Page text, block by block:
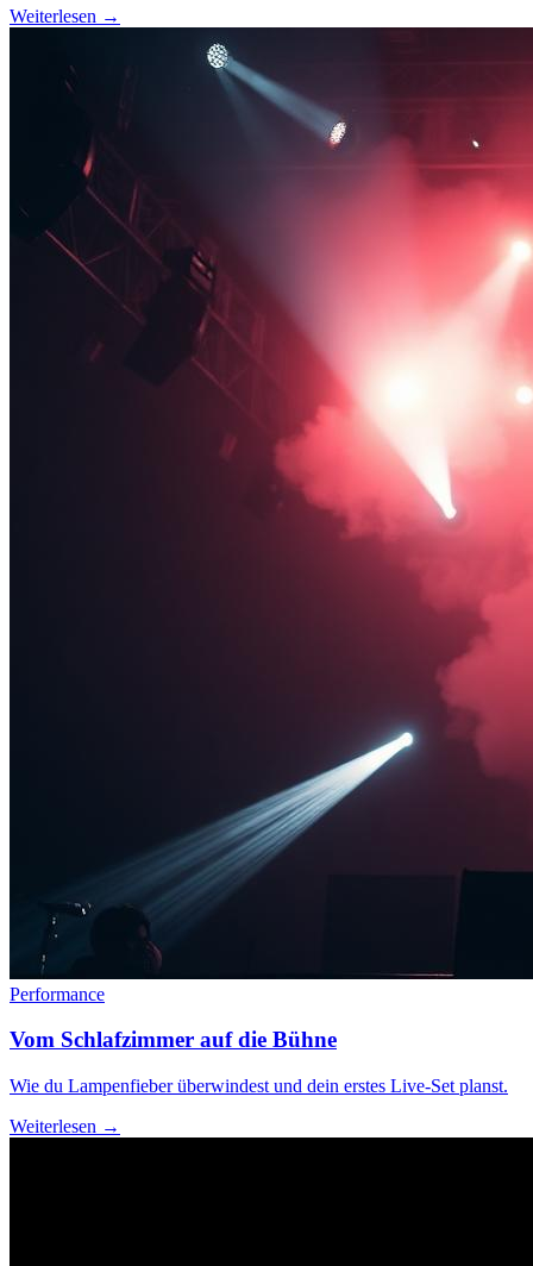
Weiterlesen →
Performance
Vom Schlafzimmer auf die Bühne
Wie du Lampenfieber überwindest und dein erstes Live-Set planst.
Weiterlesen →